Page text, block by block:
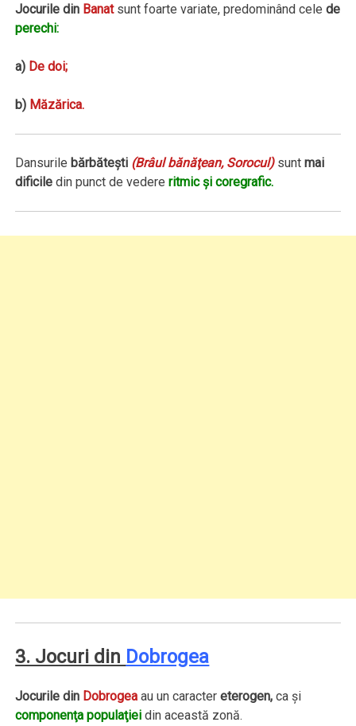
Jocurile din Banatsunt foarte variate, predominând celede
perechi:
a) De doi;
b) Măzărica.
Dansurile bărbăteşti (Brâul bănăţean, Sorocul)suntmai
dificile din punct de vedereritmic şi coregrafic.
3. Jocuri din Dobrogea
Jocurile din Dobrogea au un caractereterogen, ca şi
componenţa populaţiei din această zonă.